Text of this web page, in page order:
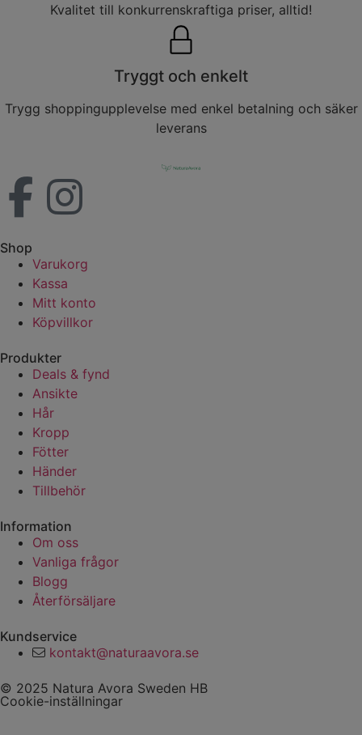
Kvalitet till konkurrenskraftiga priser, alltid!
Tryggt och enkelt
Trygg shoppingupplevelse med enkel betalning och säker
leverans
Shop
Varukorg
Kassa
Mitt konto
Köpvillkor
Produkter
Deals & fynd
Ansikte
Hår
Kropp
Fötter
Händer
Tillbehör
Information
Om oss
Vanliga frågor
Blogg
Återförsäljare
Kundservice
kontakt@naturaavora.se
© 2025 Natura Avora Sweden HB
Cookie-inställningar